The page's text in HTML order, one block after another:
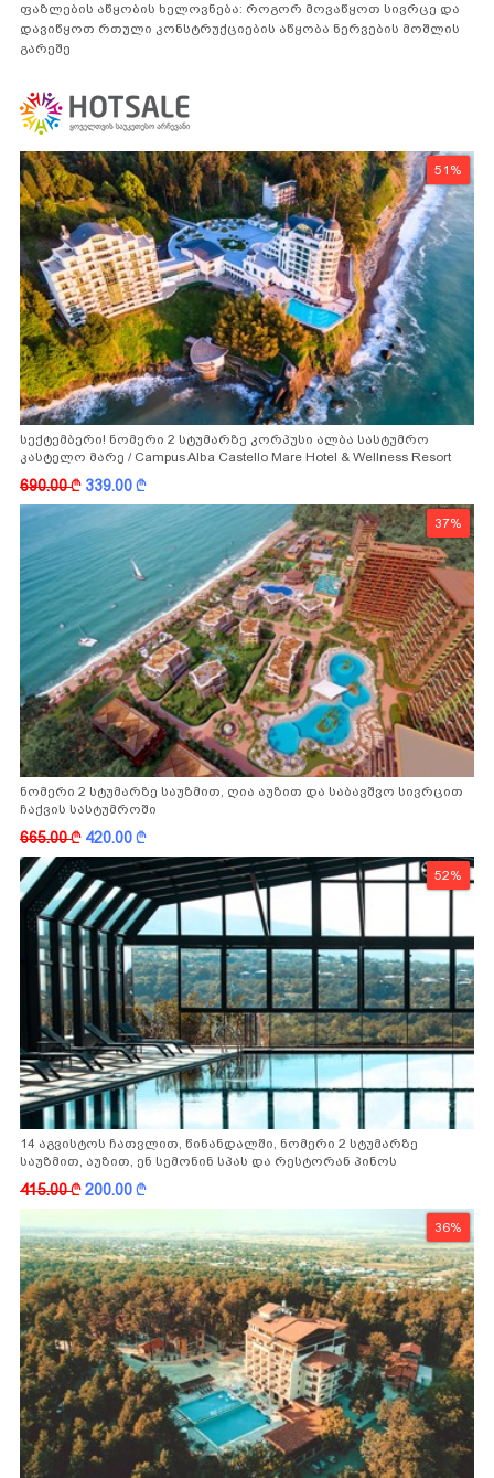
ფაზლების აწყობის ხელოვნება: როგორ მოვაწყოთ სივრცე და
დავიწყოთ რთული კონსტრუქციების აწყობა ნერვების მოშლის
გარეშე
51%
სექტემბერი! ნომერი 2 სტუმარზე კორპუსი ალბა სასტუმრო
კასტელო მარე / Campus Alba Castello Mare Hotel & Wellness Resort
690.00k 339.00k
37%
ნომერი 2 სტუმარზე საუზმით, ღია აუზით და საბავშვო სივრცით
ჩაქვის სასტუმროში
665.00k 420.00k
52%
14 აგვისტოს ჩათვლით, წინანდალში, ნომერი 2 სტუმარზე
საუზმით, აუზით, ენ სემონინ სპას და რესტორან პინოს
ფასდაკლებით
415.00k200.00k
36%